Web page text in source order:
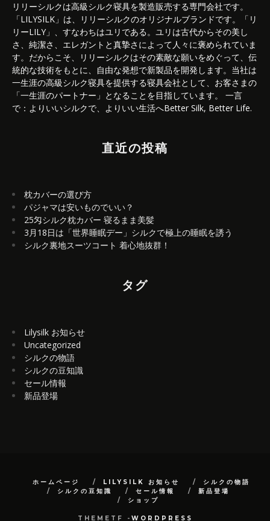
リリーシルクは高級シルク寝具を製造販売する専門会社です。
「LILYSILK」は、リリーシルクのオリジナルブランドです。「リ
リーLILY」、すなわちはユリである。ユリは古代からその美し
さ、純潔さ、エレガントと真摯さによって人々に褒められていま
す。だからこそ、リリーシルクはその素敵な願いをめぐって、伝
統的な技術をもとに、自由な発想で新製品を開発します。当社は
一生涯の高級シルク寝具を提供する寝具会社として、お客さまの
「一生涯のパートナー」となることを目指しています。 一言
で：よりいいシルクで、よりいい生活へBetter Silk, Better Life.
直近の投稿
枕カバーの選び方
パジャマは安いものでいい？
25匁シルク枕カバー 寝るまま美髪
3月18日は「世界睡眠デー」シルクで極上の睡眠を誘う
シルク裏地スーツコート 着心地抜群！
タグ
Lilysilk お知らせ
Uncategorized
シルクの物語
シルクの豆知識
セール情報
新品登場
ホームページ LILYSILK お知らせ
シルクの物語
シルクの豆知識
セール情報
新品登場
ショップ
THEMETF - WORDPRESS